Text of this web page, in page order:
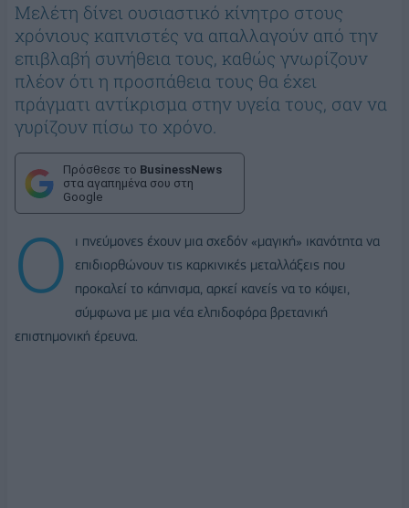
Μελέτη δίνει ουσιαστικό κίνητρο στους
χρόνιους καπνιστές να απαλλαγούν από την
επιβλαβή συνήθεια τους, καθώς γνωρίζουν
πλέον ότι η προσπάθεια τους θα έχει
πράγματι αντίκρισμα στην υγεία τους, σαν να
γυρίζουν πίσω το χρόνο.
Πρόσθεσε το BusinessNews
στα αγαπημένα σου στη
Google
Ο
ι πνεύμονες έχουν μια σχεδόν «μαγική» ικανότητα να
επιδιορθώνουν τις καρκινικές μεταλλάξεις που
προκαλεί το κάπνισμα, αρκεί κανείς να το κόψει,
σύμφωνα με μια νέα ελπιδοφόρα βρετανική
επιστημονική έρευνα.